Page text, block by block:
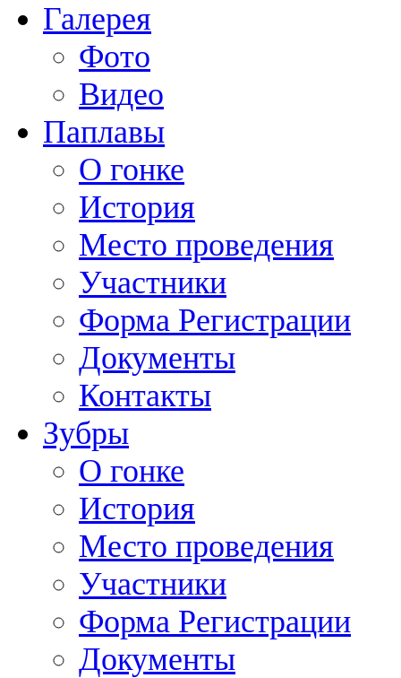
Галерея
Фото
Видео
Паплавы
О гонке
История
Место проведения
Участники
Форма Регистрации
Документы
Контакты
Зубры
О гонке
История
Место проведения
Участники
Форма Регистрации
Документы